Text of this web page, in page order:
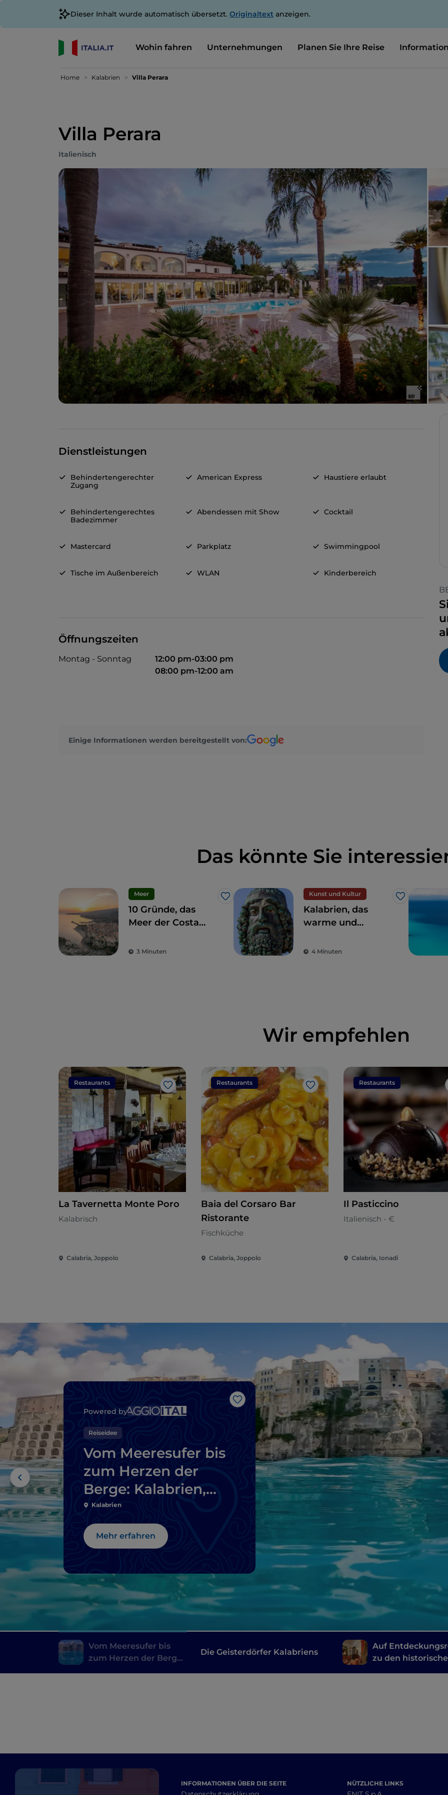
Dieser Inhalt wurde automatisch übersetzt. Originaltext anzeigen.
Wohin fahren Unternehmungen Planen Sie Ihre Reise
Home Kalabrien Villa Perara
Villa Perara
Italienisch
Dienstleistungen
Behindertengerechter
Zugang
American Express Haustiere erlaubt
Behindertengerechtes
Badezimmer
Abendessen mit Show Cocktail
Mastercard Parkplatz Swimmingpool
Tische im Außenbereich WLAN Kinderbereich
Öffnungszeiten
Montag - Sonntag
12:00 pm-03:00 pm
08:00 pm-12:00 am
Einige Informationen werden bereitgestellt von:
Das könnte Sie
Meer
Like
10 Gründe, das
Meer der Costa
zu besuchen
3 Minuten
Kunst und Kultur
Like
Kalabrien, das
warme und
der Bronzestatuen
4 Minuten
Wir empfehlen
Restaurants
Like
La Tavernetta Monte Poro
Kalabrisch
Calabria, Joppolo
Restaurants
Like
Baia del Corsaro Bar
Ristorante
Fischküche
Calabria, Joppolo
Restaurants
Il Pasticcino
Italienisch - €
Calabria, Ionadi
Like
Powered by
Reiseidee
Vom Meeresufer bis
zum Herzen der
Berge: Kalabrien,
Hüter der Zeit
Kalabrien
Mehr erfahren
Vom Meeresufer bis
zum Herzen der Berge:
Die Geisterdörfer Kalabriens
Auf
zu den
INFORMATIONEN ÜBER DIE SEITE NÜTZLICHE LINKS